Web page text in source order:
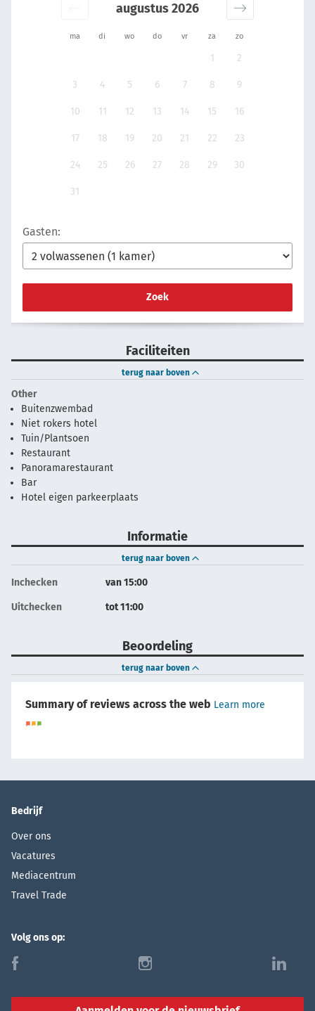
ma di wo do vr za zo
augustus 2026
1 2
3 4 5 6 7 8 9
10 11 12 13 14 15 16
17 18 19 20 21 22 23
24 25 26 27 28 29 30
31
Gasten:
Zoek
Faciliteiten
terug naar boven
Other
Buitenzwembad
Niet rokers hotel
Tuin/Plantsoen
Restaurant
Panoramarestaurant
Bar
Hotel eigen parkeerplaats
Informatie
terug naar boven
Inchecken van 15:00
Uitchecken tot 11:00
Beoordeling
terug naar boven
Summary of reviews across the web Learn more
Bedrijf
Over ons
Vacatures
Mediacentrum
Travel Trade
Volg ons op:
f i l